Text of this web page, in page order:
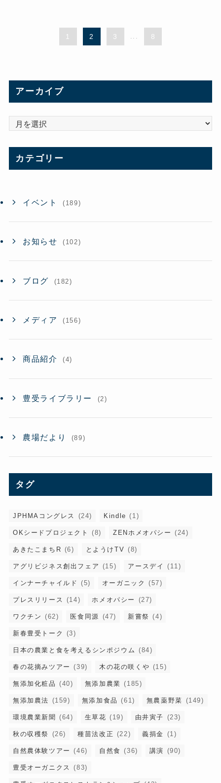
1 2 3 ... 8
アーカイブ
カ
イ
ブ
カテゴリー
イベント (189)
お知らせ (102)
ブログ (182)
メディア (156)
商品紹介 (4)
豊受ライブラリー (2)
農場だより (89)
タグ
JPHMAコングレス (24) Kindle (1)
OKシードプロジェクト (8) ZENホメオパシー (24)
あきたこまちR (6) とようけTV (8)
アグリビジネス創出フェア (15) アースデイ (11)
インナーチャイルド (5) オーガニック (57)
プレスリリース (14) ホメオパシー (27)
ワクチン (62) 医食同源 (47) 新嘗祭 (4)
新春豊受トーク (3)
日本の農業と食を考えるシンポジウム (84)
春の花摘みツアー (39) 木の花の咲くや (15)
無添加化粧品 (40) 無添加農業 (185)
無添加農法 (159) 無添加食品 (61) 無農薬野菜 (149)
環境農業新聞 (64) 生草花 (19) 由井寅子 (23)
秋の収穫祭 (26) 種苗法改正 (22) 義捐金 (1)
自然農体験ツアー (46) 自然食 (36) 講演 (90)
豊受オーガニクス (83)